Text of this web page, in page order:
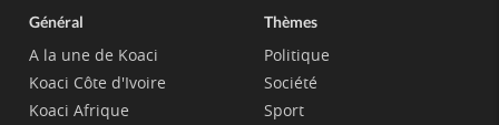
Général
A la une de Koaci
Koaci Côte d'Ivoire
Koaci Afrique
Thèmes
Politique
Société
Sport